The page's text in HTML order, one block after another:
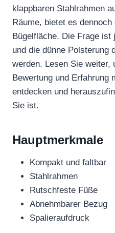
klappbaren Stahlrahmen
Räume, bietet es
Bügelfläche. Die Frage ist
und die dünne Polsterung
werden. Lesen Sie weiter,
Bewertung und Erfahrung
entdecken und
Sie ist.
Hauptmerkmale
Kompakt und faltbar
Stahlrahmen
Rutschfeste Füße
Abnehmbarer Bezug
Spalieraufdruck